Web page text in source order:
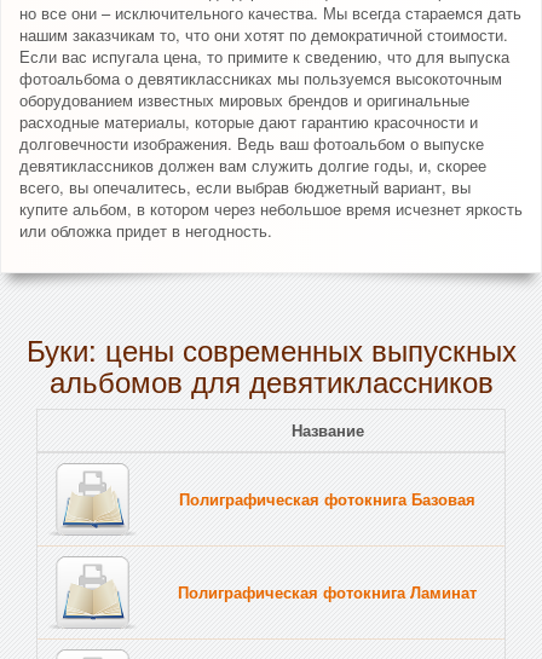
но все они – исключительного качества. Мы всегда стараемся дать
нашим заказчикам то, что они хотят по демократичной стоимости.
Если вас испугала цена, то примите к сведению, что для выпуска
фотоальбома о девятиклассниках мы пользуемся высокоточным
оборудованием известных мировых брендов и оригинальные
расходные материалы, которые дают гарантию красочности и
долговечности изображения. Ведь ваш фотоальбом о выпуске
девятиклассников должен вам служить долгие годы, и, скорее
всего, вы опечалитесь, если выбрав бюджетный вариант, вы
купите альбом, в котором через небольшое время исчезнет яркость
или обложка придет в негодность.
Буки: цены современных выпускных
альбомов для девятиклассников
Название
Полиграфическая фотокнига Базовая
Полиграфическая фотокнига Ламинат